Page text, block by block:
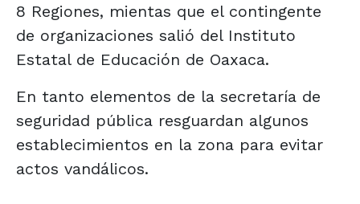
8 Regiones, mientas que el contingente
de organizaciones salió del Instituto
Estatal de Educación de Oaxaca.
En tanto elementos de la secretaría de
seguridad pública resguardan algunos
establecimientos en la zona para evitar
actos vandálicos.